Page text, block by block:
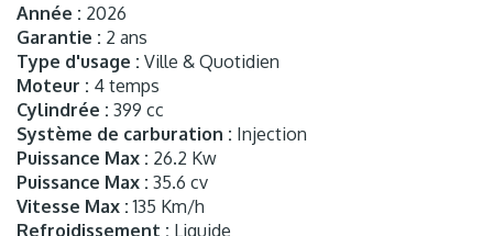
Année : 2026
Garantie : 2 ans
Type d'usage : Ville & Quotidien
Moteur : 4 temps
Cylindrée : 399 cc
Système de carburation : Injection
Puissance Max : 26.2 Kw
Puissance Max : 35.6 cv
Vitesse Max : 135 Km/h
Refroidissement : Liquide